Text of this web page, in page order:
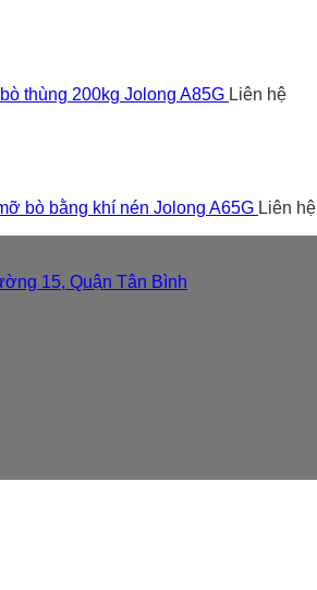
thùng 200kg Jolong A85G Liên hệ
bò bằng khí nén Jolong A65G Liên hệ
15, Quận Tân Bình